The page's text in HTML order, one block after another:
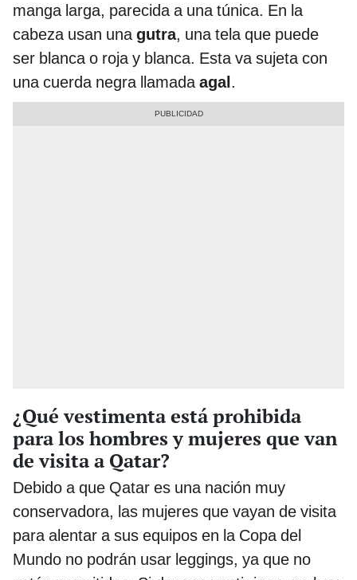
manga larga, parecida a una túnica. En la
cabeza usan unagutra, una tela que puede
ser blanca o roja y blanca. Esta va sujeta con
una cuerda negra llamadaagal.
¿Qué vestimenta está prohibida
para los hombres y mujeres que van
de visita a Qatar?
Debido a que Qatar es una nación muy
conservadora, las mujeres que vayan de visita
para alentar a sus equipos en la Copa del
Mundo no podrán usar leggings, ya que no